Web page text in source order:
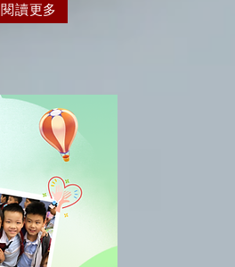
閱讀更多